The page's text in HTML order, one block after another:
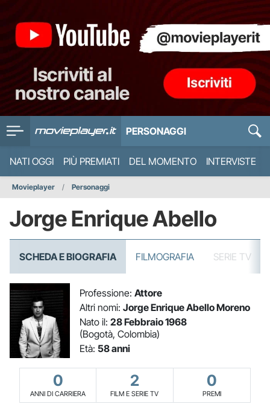
PERSONAGGI
NATI OGGI PIÙ PREMIATI DEL MOMENTO INTERVISTE
Movieplayer Personaggi
Jorge Enrique Abello
SCHEDA E BIOGRAFIA FILMOGRAFIA SERIE TV
Professione: Attore
Altri nomi: Jorge Enrique Abello Moreno
Nato il: 28 Febbraio 1968
(Bogotà, Colombia)
Età: 58 anni
0
ANNI DI CARRIERA
2
FILM E SERIE TV
0
PREMI